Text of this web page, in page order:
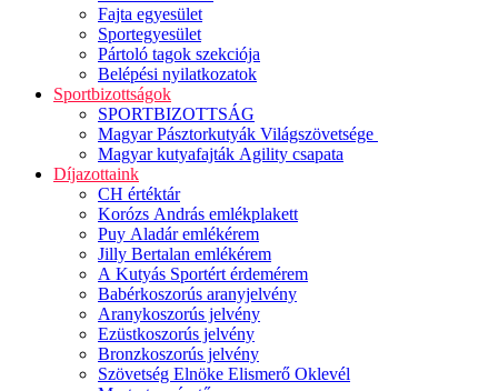
Fajta egyesület
Sportegyesület
Pártoló tagok szekciója
Belépési nyilatkozatok
Sportbizottságok
SPORTBIZOTTSÁG
Magyar Pásztorkutyák Világszövetsége
Magyar kutyafajták Agility csapata
Díjazottaink
CH értéktár
Korózs András emlékplakett
Puy Aladár emlékérem
Jilly Bertalan emlékérem
A Kutyás Sportért érdemérem
Babérkoszorús aranyjelvény
Aranykoszorús jelvény
Ezüstkoszorús jelvény
Bronzkoszorús jelvény
Szövetség Elnöke Elismerő Oklevél